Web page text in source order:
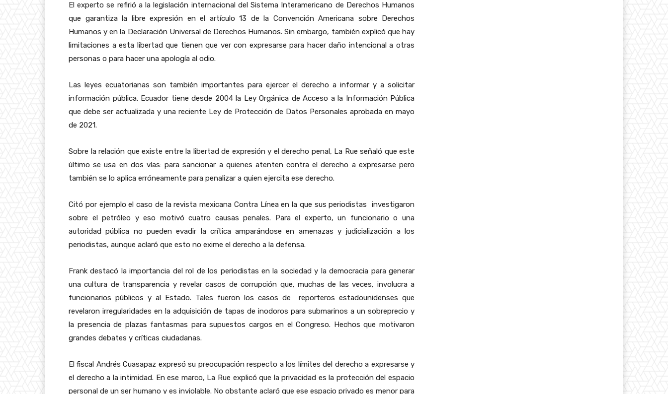
El experto se refirió a la legislación internacional del Sistema Interamericano de Derechos Humanos
que garantiza la libre expresión en el artículo 13 de la Convención Americana sobre Derechos
Humanos y en la Declaración Universal de Derechos Humanos. Sin embargo, también explicó que hay
limitaciones a esta libertad que tienen que ver con expresarse para hacer daño intencional a otras
personas o para hacer una apología al odio.
Las leyes ecuatorianas son también importantes para ejercer el derecho a informar y a solicitar
información pública. Ecuador tiene desde 2004 la Ley Orgánica de Acceso a la Información Pública
que debe ser actualizada y una reciente Ley de Protección de Datos Personales aprobada en mayo
de 2021.
Sobre la relación que existe entre la libertad de expresión y el derecho penal, La Rue señaló que este
último se usa en dos vías: para sancionar a quienes atenten contra el derecho a expresarse pero
también se lo aplica erróneamente para penalizar a quien ejercita ese derecho.
Citó por ejemplo el caso de la revista mexicana Contra Línea en la que sus periodistas investigaron
sobre el petróleo y eso motivó cuatro causas penales. Para el experto, un funcionario o una
autoridad pública no pueden evadir la crítica amparándose en amenazas y judicialización a los
periodistas, aunque aclaró que esto no exime el derecho a la defensa.
Frank destacó la importancia del rol de los periodistas en la sociedad y la democracia para generar
una cultura de transparencia y revelar casos de corrupción que, muchas de las veces, involucra a
funcionarios públicos y al Estado. Tales fueron los casos de reporteros estadounidenses que
revelaron irregularidades en la adquisición de tapas de inodoros para submarinos a un sobreprecio y
la presencia de plazas fantasmas para supuestos cargos en el Congreso. Hechos que motivaron
grandes debates y críticas ciudadanas.
El fiscal Andrés Cuasapaz expresó su preocupación respecto a los límites del derecho a expresarse y
el derecho a la intimidad. En ese marco, La Rue explicó que la privacidad es la protección del espacio
personal de un ser humano y es inviolable. No obstante aclaró que ese espacio privado es menor para